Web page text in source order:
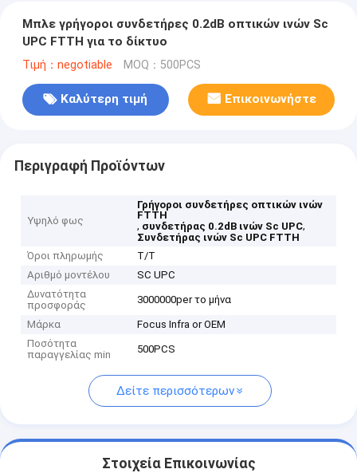
Μπλε γρήγοροι συνδετήρες 0.2dB οπτικών ινών Sc
UPC FTTH για το δίκτυο
Τιμή：negotiable MOQ：500PCS
Καλύτερη τιμή Επικοινωνήστε
Περιγραφή Προϊόντων
Υψηλό φως
Γρήγοροι συνδετήρες οπτικών ινών
FTTH
, συνδετήρας 0.2dB ινών Sc UPC,
Συνδετήρας ινών Sc UPC FTTH
Όροι πληρωμής
T/T
Αριθμό μοντέλου
SC UPC
Δυνατότητα
προσφοράς
3000000per το μήνα
Μάρκα
Focus Infra or OEM
Ποσότητα
παραγγελίας min
500PCS
Δείτε περισσότερων
Στοιχεία Επικοινωνίας